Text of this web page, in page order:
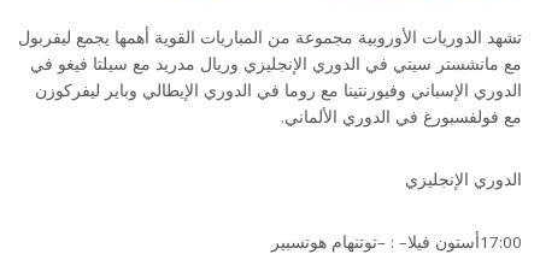
تشهد الدوريات الأوروبية مجموعة من المباريات القوية أهمها يجمع ليفربول
مع مانشستر سيتي في الدوري الإنجليزي وريال مدريد مع سيلتا فيغو في
الدوري الإسباني وفيورنتينا مع روما في الدوري الإيطالي وباير ليفركوزن
مع فولفسبورغ في الدوري الألماني.
الدوري الإنجليزي
17:00أستون فيلا– : –توتنهام هوتسبير